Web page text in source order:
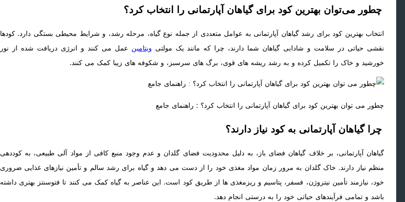
چطور می‌توان بهترین کود برای گیاهان آپارتمانی را انتخاب کرد؟
انتخاب بهترین کود برای رشد گیاهان آپارتمانی به عوامل متعددی از جمله نوع گیاه، مرحله رشد، و شرایط محیطی بستگی دارد. کودها
نقشی حیاتی در سلامت و شادابی گیاهان شما دارند، چرا که مانند یک مولتی ویتامین عمل می کنند و انرژی دریافت شده از نور
خورشید و خاک را تکمیل کرده و به رشد ریشه های قوی، برگ های سرسبز، و شکوفه های زیبا کمک می کنند.
چطور می توان بهترین کود برای گیاهان آپارتمانی را انتخاب کرد؟ : راهنمای جامع
چرا گیاهان آپارتمانی به کود نیاز دارند؟
گیاهان آپارتمانی، بر خلاف گیاهان فضای باز، به دلیل محدودیت فضای گلدان و عدم وجود منبع کافی از مواد آلی طبیعی، به کوددهی
منظم نیاز دارند. خاک گلدان به مرور زمان مواد مغذی خود را از دست می دهد و گیاه برای رشد سالم و تأمین نیازهای غذایی ضروری
خود، نیازمند تأمین نیتروژن، فسفر، پتاسیم و ریزمغذی ها از طریق کود است. این عناصر به گیاه کمک می کنند تا فتوسنتز بهتری داشته
باشد و تمامی فرآیندهای حیاتی خود را به درستی انجام دهد.